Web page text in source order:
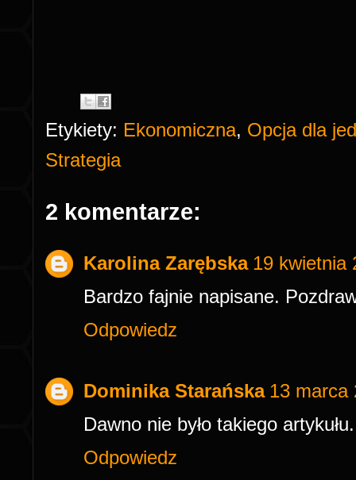
Etykiety: Ekonomiczna, Opcja dla
Strategia
2 komentarze:
Karolina Zarębska 19 kwietnia
Bardzo fajnie napisane.
Odpowiedz
Dominika Starańska 13 marca
Dawno nie było takiego
Odpowiedz